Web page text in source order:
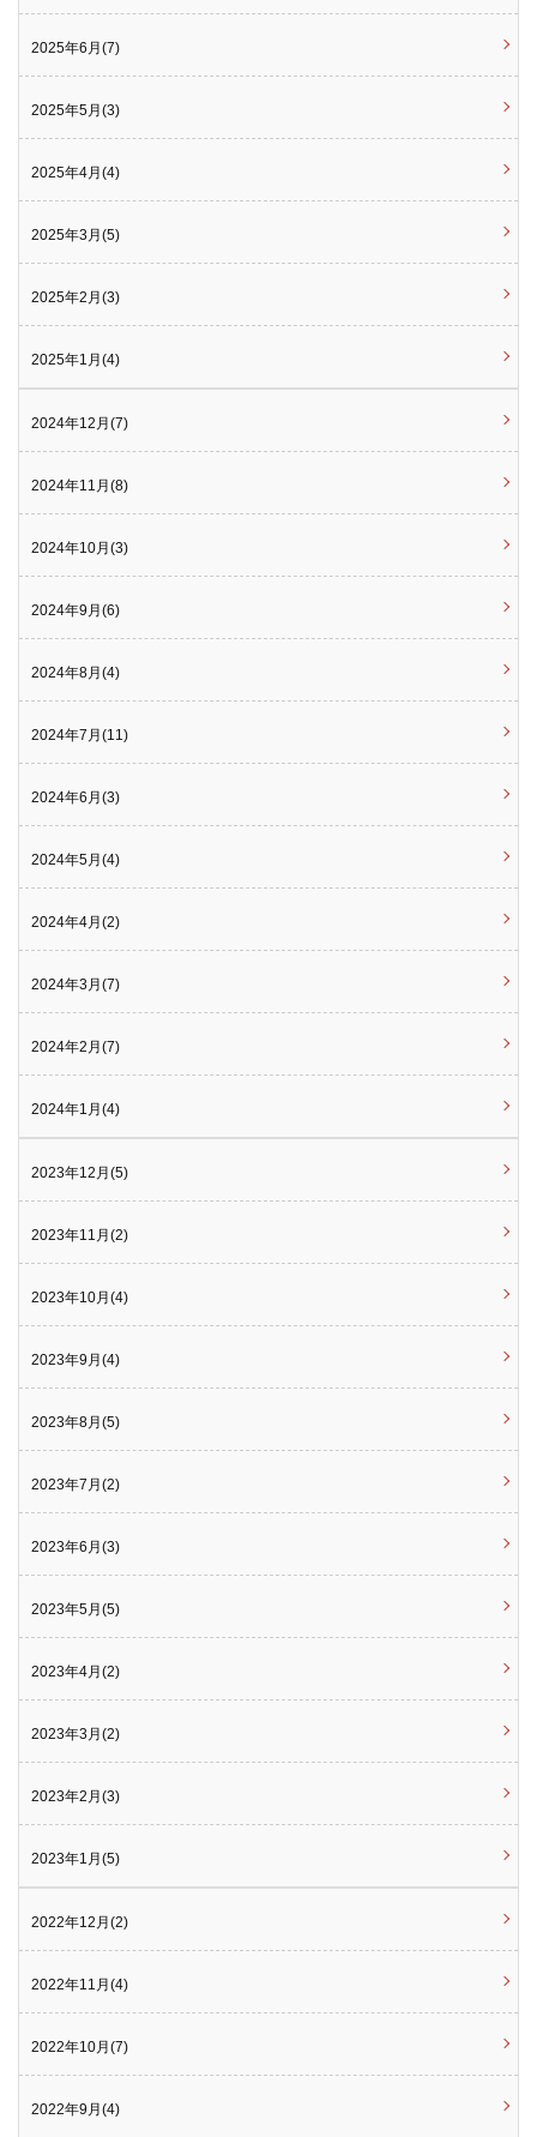
2025年6月(7)
2025年5月(3)
2025年4月(4)
2025年3月(5)
2025年2月(3)
2025年1月(4)
2024年12月(7)
2024年11月(8)
2024年10月(3)
2024年9月(6)
2024年8月(4)
2024年7月(11)
2024年6月(3)
2024年5月(4)
2024年4月(2)
2024年3月(7)
2024年2月(7)
2024年1月(4)
2023年12月(5)
2023年11月(2)
2023年10月(4)
2023年9月(4)
2023年8月(5)
2023年7月(2)
2023年6月(3)
2023年5月(5)
2023年4月(2)
2023年3月(2)
2023年2月(3)
2023年1月(5)
2022年12月(2)
2022年11月(4)
2022年10月(7)
2022年9月(4)